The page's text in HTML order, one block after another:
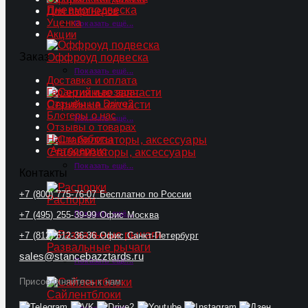
Пневмоподвеска
Показать ещё...
Оффроуд подвеска
Показать ещё...
Серийные запчасти
Показать ещё...
Стабилизаторы, аксессуары
Показать ещё...
Распорки
Показать ещё...
Развальные рычаги
Показать ещё...
Сайлентблоки
Для партнеров
Уценка
Акции
Заказ
Доставка и оплата
Гарантия и возврат
Отзывы на Drive2
Блогеры о нас
Отзывы о товарах
Наши работы
Автосервис
Контакты
+7 (800) 775-76-07 Бесплатно по России
+7 (495) 255-39-99 Офис Москва
+7 (812) 612-36-36 Офис Санкт-Петербург
sales@stancebazztards.ru
Присоединяйтесь к нам: